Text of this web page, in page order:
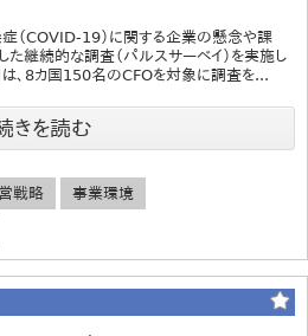
（COVID-19）に関する企業の懸念や課
た継続的な調査（パルスサーベイ）を実施し
、8カ国150名のCFOを対象に調査を...
きを読む
戦略 事業環境